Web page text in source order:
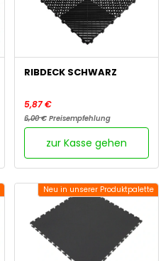
RIBDECK SCHWARZ
5,87 €
6,00 €Preisempfehlung
zur Kasse gehen
Neu in unserer Produktpalette